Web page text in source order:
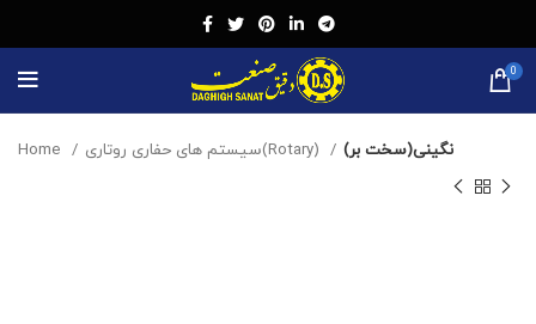
0
Home سیستم های حفاری روتاری(Rotary) نگینی(سخت بر)